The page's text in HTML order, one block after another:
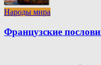
Народы мира
Французские